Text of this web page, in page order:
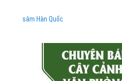
sâm Hàn Quốc